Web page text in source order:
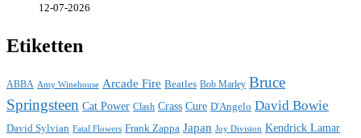
12-07-2026
Etiketten
ABBA Amy Winehouse Arcade Fire Beatles Bob Marley Bruce
Springsteen Cat Power Clash Crass Cure D'Angelo David Bowie
David Sylvian Fatal Flowers Frank Zappa Japan Joy Division Kendrick Lamar